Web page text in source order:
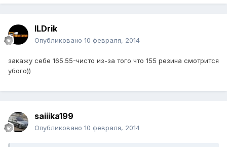
ILDrik
Опубликовано 10 февраля, 2014
закажу себе 165.55-чисто из-за того что 155 резина смотрится
убого))
saiiika199
Опубликовано 10 февраля, 2014